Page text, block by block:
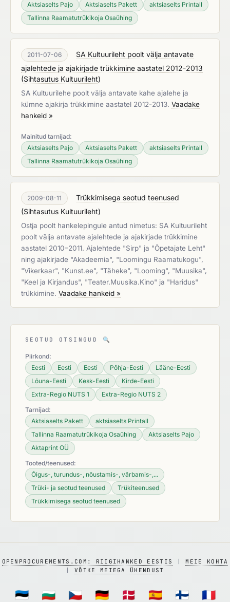
Aktsiaselts Pajo
Aktsiaselts Pakett
aktsiaselts Printall
Tallinna Raamatutrükikoja Osaühing
2011-07-06
SA Kultuurileht poolt välja antavate
ajalehtede ja ajakirjade trükkimine aastatel 2012-2013
(Sihtasutus Kultuurileht)
SA Kultuurilehe poolt välja antavate kahe ajalehe ja
kümne ajakirja trükkimine aastatel 2012-2013. Vaadake
hankeid »
Mainitud tarnijad:
Aktsiaselts Pajo
Aktsiaselts Pakett
aktsiaselts Printall
Tallinna Raamatutrükikoja Osaühing
2009-08-11
Trükkimisega seotud teenused
(Sihtasutus Kultuurileht)
Ostja poolt hankelepingule antud nimetus: SA Kultuurileht
poolt välja antavate ajalehtede ja ajakirjade trükkimine
aastatel 2010–2011. Ajalehtede "Sirp" ja "Õpetajate Leht"
ning ajakirjade "Akadeemia", "Loomingu Raamatukogu",
"Vikerkaar", "Kunst.ee", "Täheke", "Looming", "Muusika",
"Keel ja Kirjandus", "Teater.Muusika.Kino" ja "Haridus"
trükkimine. Vaadake hankeid »
SEOTUD OTSINGUD 🔍
Piirkond:
Eesti
Eesti Eesti Põhja-Eesti
Lääne-Eesti
Lõuna-Eesti
Kesk-Eesti
Kirde-Eesti
Extra-Regio NUTS 1
Extra-Regio NUTS 2
Tarnijad:
Aktsiaselts Pakett
aktsiaselts Printall
Tallinna Raamatutrükikoja Osaühing
Aktsiaselts Pajo
Aktaprint OÜ
Tooted/teenused:
Õigus-, turundus-, nõustamis-, värbamis-,...
Trüki- ja seotud teenused
Trükiteenused
Trükkimisega seotud teenused
OPENPROCUREMENTS.COM: RIIGIHANKED EESTIS |MEIE KOHTA
VÕTKE MEIEGA ÜHENDUST
🇪🇪 🇧🇬 🇨🇿 🇩🇪 🇩🇰 🇪🇸 🇫🇮 🇫🇷